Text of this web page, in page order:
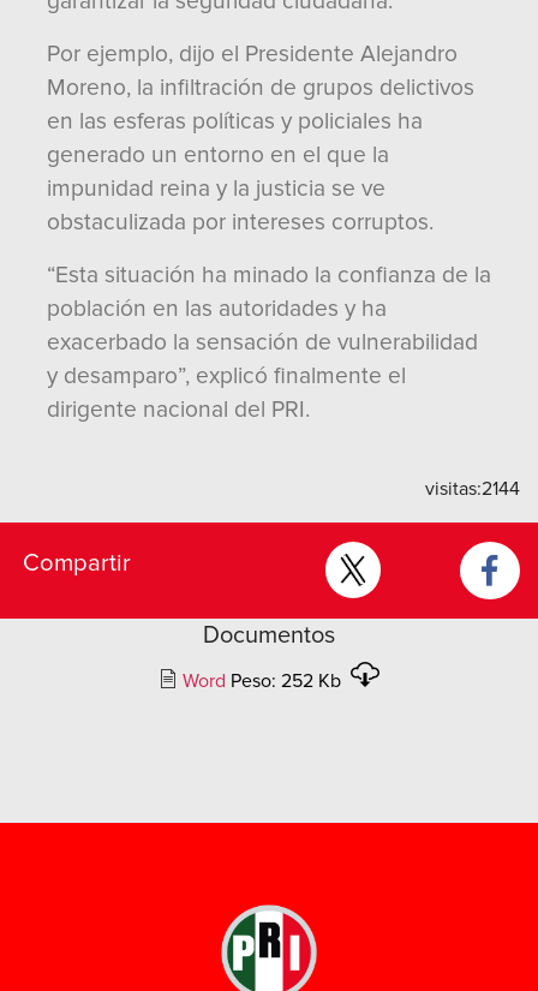
Por ejemplo, dijo el Presidente Alejandro
Moreno, la infiltración de grupos delictivos
en las esferas políticas y policiales ha
generado un entorno en el que la
impunidad reina y la justicia se ve
obstaculizada por intereses corruptos.
“Esta situación ha minado la confianza de la
población en las autoridades y ha
exacerbado la sensación de vulnerabilidad
y desamparo”, explicó finalmente el
dirigente nacional del PRI.
visitas:2144
Compartir
Documentos
Word Peso: 252 Kb